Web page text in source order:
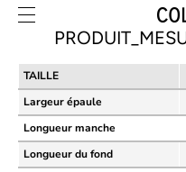
Skip
TAILLE
Largeur épaule
Longueur manche
Longueur du fond